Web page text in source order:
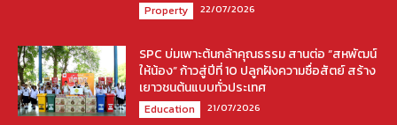
Property 22/07/2026
SPC บ่มเพาะต้นกล้าคุณธรรม สานต่อ “สหพัฒน์
ให้น้อง” ก้าวสู่ปีที่ 10 ปลูกฝังความซื่อสัตย์ สร้าง
เยาวชนต้นแบบทั่วประเทศ
Education 21/07/2026